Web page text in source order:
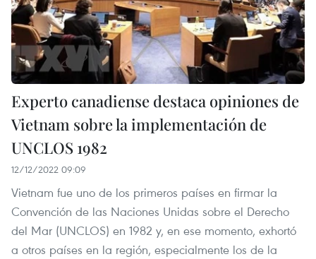
Experto canadiense destaca opiniones de
Vietnam sobre la implementación de
UNCLOS 1982
12/12/2022 09:09
Vietnam fue uno de los primeros países en firmar la
Convención de las Naciones Unidas sobre el Derecho
del Mar (UNCLOS) en 1982 y, en ese momento, exhortó
a otros países en la región, especialmente los de la